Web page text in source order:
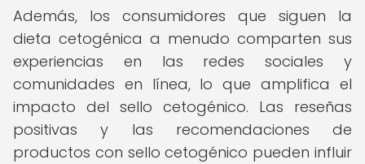
Además, los consumidores que siguen la
dieta cetogénica a menudo comparten sus
experiencias en las redes sociales y
comunidades en línea, lo que amplifica el
impacto del sello cetogénico. Las reseñas
positivas y las recomendaciones de
productos con sello cetogénico pueden influir